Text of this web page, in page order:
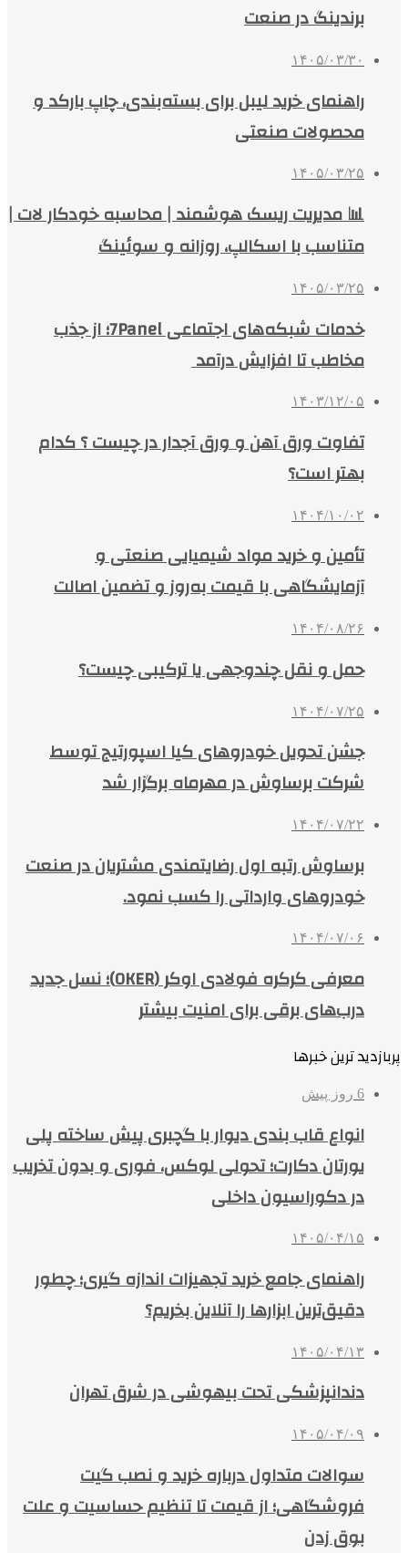
برندینگ در صنعت
۱۴۰۵/۰۳/۳۰
راهنمای خرید لیبل برای بسته‌بندی، چاپ بارکد و
محصولات صنعتی
۱۴۰۵/۰۳/۲۵
📊 مدیریت ریسک هوشمند | محاسبه خودکار لات |
متناسب با اسکالپ، روزانه و سوئینگ
۱۴۰۵/۰۳/۲۵
خدمات شبکه‌های اجتماعی 7Panel؛ از جذب
مخاطب تا افزایش درآمد
۱۴۰۳/۱۲/۰۵
تفاوت ورق آهن و ورق آجدار در چیست ؟ کدام
بهتر است؟
۱۴۰۴/۱۰/۰۲
تأمین و خرید مواد شیمیایی صنعتی و
آزمایشگاهی با قیمت به‌روز و تضمین اصالت
۱۴۰۴/۰۸/۲۶
حمل و نقل چندوجهی یا ترکیبی چیست؟
۱۴۰۴/۰۷/۲۵
جشن تحویل خودروهای کیا اسپورتیج توسط
شرکت برساوش در مهرماه برگزار شد
۱۴۰۴/۰۷/۲۲
برساوش رتبه اول رضایتمندی مشتریان در صنعت
خودروهای وارداتی را کسب نمود.
۱۴۰۴/۰۷/۰۶
معرفی کرکره فولادی اوکر (OKER)؛ نسل جدید
درب‌های برقی برای امنیت بیشتر
پربازدید ترین خبرها
6 روز پیش
انواع قاب بندی دیوار با گچبری پیش ساخته پلی
یورتان دکارت؛ تحولی لوکس، فوری و بدون تخریب
در دکوراسیون داخلی
۱۴۰۵/۰۴/۱۵
راهنمای جامع خرید تجهیزات اندازه گیری؛ چطور
دقیق‌ترین ابزارها را آنلاین بخریم؟
۱۴۰۵/۰۴/۱۳
دندانپزشکی تحت بیهوشی در شرق تهران
۱۴۰۵/۰۴/۰۹
سوالات متداول درباره خرید و نصب گیت
فروشگاهی؛ از قیمت تا تنظیم حساسیت و علت
بوق زدن